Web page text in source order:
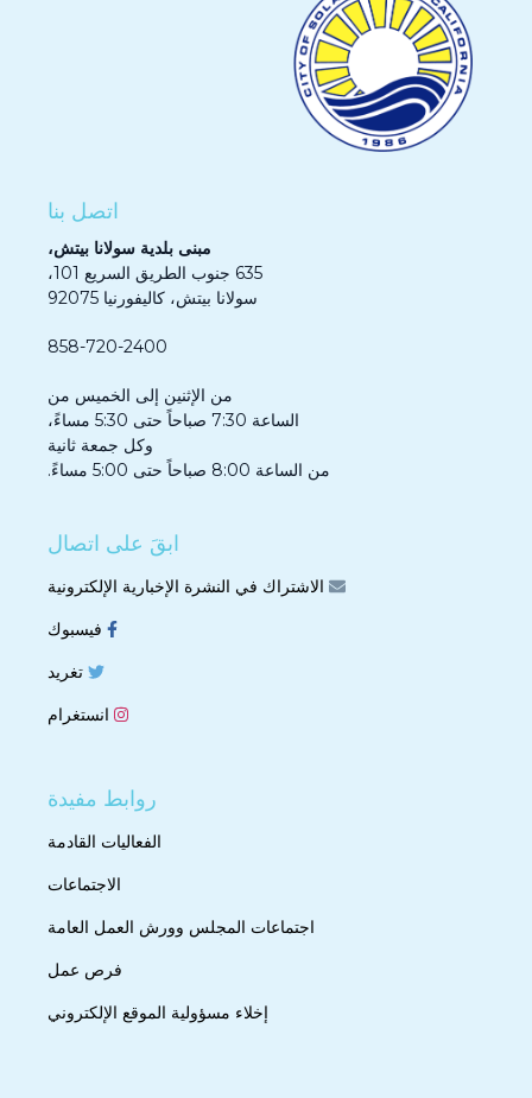
اتصل بنا
مبنى بلدية سولانا بيتش،
635 جنوب الطريق السريع 101،
سولانا بيتش، كاليفورنيا 92075
858-720-2400
من الإثنين إلى الخميس من
الساعة 7:30 صباحاً حتى 5:30 مساءً،
وكل جمعة ثانية
من الساعة 8:00 صباحاً حتى 5:00 مساءً.
ابقَ على اتصال
الاشتراك في النشرة الإخبارية الإلكترونية
فيسبوك
تغريد
انستغرام
روابط مفيدة
الفعاليات القادمة
الاجتماعات
اجتماعات المجلس وورش العمل العامة
فرص عمل
إخلاء مسؤولية الموقع الإلكتروني